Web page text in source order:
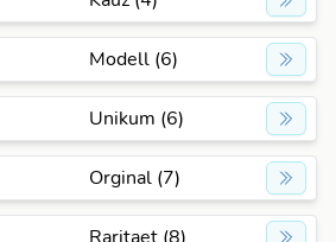
Modell (6)
Unikum (6)
Orginal (7)